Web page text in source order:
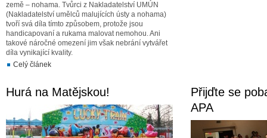
země – nohama. Tvůrci z Nakladatelství UMÚN
(Nakladatelství umělců malujících ústy a nohama)
tvoří svá díla tímto způsobem, protože jsou
handicapovaní a rukama malovat nemohou. Ani
takové náročné omezení jim však nebrání vytvářet
díla vynikající kvality.
Celý článek
Hurá na Matějskou!
Přijďte se
APA